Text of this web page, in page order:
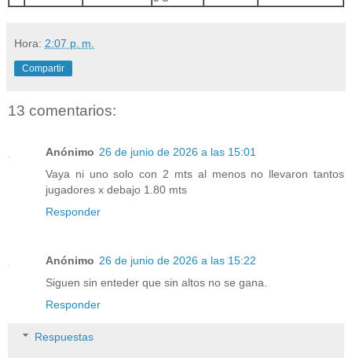
Hora: 2:07 p. m.
Compartir
13 comentarios:
Anónimo 26 de junio de 2026 a las 15:01
Vaya ni uno solo con 2 mts al menos no llevaron tantos
jugadores x debajo 1.80 mts
Responder
Anónimo 26 de junio de 2026 a las 15:22
Siguen sin enteder que sin altos no se gana.
Responder
Respuestas